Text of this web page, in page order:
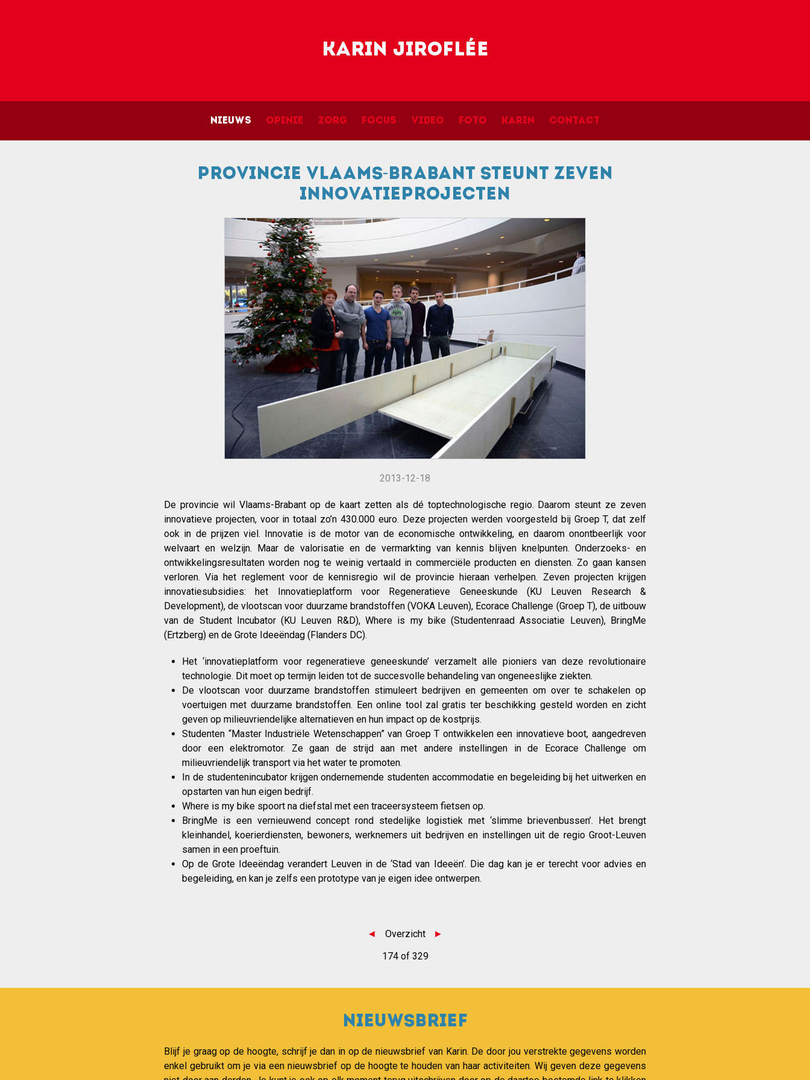
Karin Jiroflée
Nieuws Opinie Zorg Focus Video Foto Karin Contact
Provincie Vlaams-Brabant steunt zeven
innovatieprojecten
2013-12-18
De provincie wil Vlaams-Brabant op de kaart zetten als dé toptechnologische regio. Daarom steunt ze zeven
innovatieve projecten, voor in totaal zo’n 430.000 euro. Deze projecten werden voorgesteld bij Groep T, dat zelf
ook in de prijzen viel. Innovatie is de motor van de economische ontwikkeling, en daarom onontbeerlijk voor
welvaart en welzijn. Maar de valorisatie en de vermarkting van kennis blijven knelpunten. Onderzoeks- en
ontwikkelingsresultaten worden nog te weinig vertaald in commerciële producten en diensten. Zo gaan kansen
verloren. Via het reglement voor de kennisregio wil de provincie hieraan verhelpen. Zeven projecten krijgen
innovatiesubsidies: het Innovatieplatform voor Regeneratieve Geneeskunde (KU Leuven Research &
Development), de vlootscan voor duurzame brandstoffen (VOKA Leuven), Ecorace Challenge (Groep T), de uitbouw
van de Student Incubator (KU Leuven R&D), Where is my bike (Studentenraad Associatie Leuven), BringMe
(Ertzberg) en de Grote Ideeëndag (Flanders DC).
Het ‘innovatieplatform voor regeneratieve geneeskunde’ verzamelt alle pioniers van deze revolutionaire
technologie. Dit moet op termijn leiden tot de succesvolle behandeling van ongeneeslijke ziekten.
De vlootscan voor duurzame brandstoffen stimuleert bedrijven en gemeenten om over te schakelen op
voertuigen met duurzame brandstoffen. Een online tool zal gratis ter beschikking gesteld worden en zicht
geven op milieuvriendelijke alternatieven en hun impact op de kostprijs.
Studenten “Master Industriële Wetenschappen” van Groep T ontwikkelen een innovatieve boot, aangedreven
door een elektromotor. Ze gaan de strijd aan met andere instellingen in de Ecorace Challenge om
milieuvriendelijk transport via het water te promoten.
In de studentenincubator krijgen ondernemende studenten accommodatie en begeleiding bij het uitwerken en
opstarten van hun eigen bedrijf.
Where is my bike spoort na diefstal met een traceersysteem fietsen op.
BringMe is een vernieuwend concept rond stedelijke logistiek met ‘slimme brievenbussen’. Het brengt
kleinhandel, koerierdiensten, bewoners, werknemers uit bedrijven en instellingen uit de regio Groot-Leuven
samen in een proeftuin.
Op de Grote Ideeëndag verandert Leuven in de ‘Stad van Ideeën’. Die dag kan je er terecht voor advies en
begeleiding, en kan je zelfs een prototype van je eigen idee ontwerpen.
◄ Overzicht
►
174 of 329
Nieuwsbrief
Blijf je graag op de hoogte, schrijf je dan in op de nieuwsbrief van Karin. De door jou verstrekte gegevens worden
enkel gebruikt om je via een nieuwsbrief op de hoogte te houden van haar activiteiten. Wij geven deze gegevens